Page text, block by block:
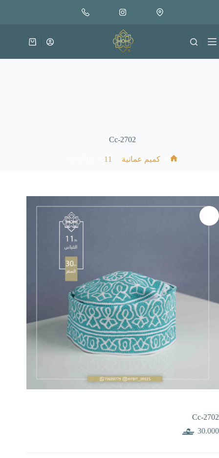
متوفر في المخزون
إضافة إلى السلة
عربة
Cc-2702
كميم عمانية 11
Cc-2702
30.000